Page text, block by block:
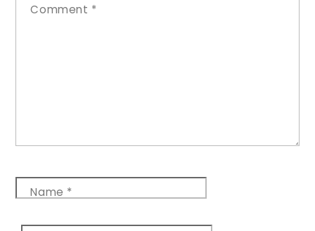
Comment *
Name *